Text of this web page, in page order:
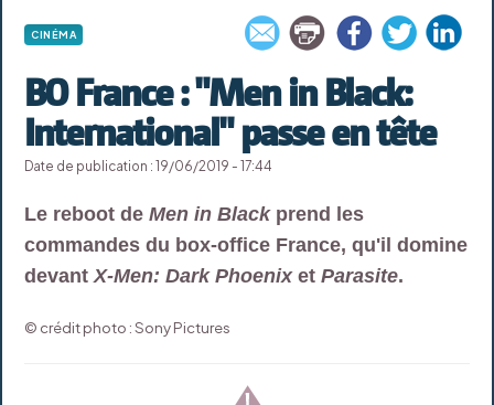
CINÉMA
BO France : "Men in Black:
International" passe en tête
Date de publication : 19/06/2019 - 17:44
Le reboot deMen in Blackprend les
commandes du box-office France, qu'il domine
devant X-Men: Dark PhoenixetParasite.
© crédit photo : Sony Pictures